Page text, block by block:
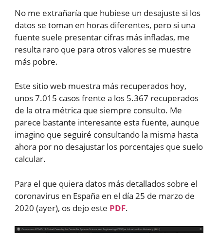
No me extrañaría que hubiese un desajuste si los
datos se toman en horas diferentes, pero si una
fuente suele presentar cifras más infladas, me
resulta raro que para otros valores se muestre
más pobre.
Este sitio web muestra más recuperados hoy,
unos 7.015 casos frente a los 5.367 recuperados
de la otra métrica que siempre consulto. Me
parece bastante interesante esta fuente, aunque
imagino que seguiré consultando la misma hasta
ahora por no desajustar los porcentajes que suelo
calcular.
Para el que quiera datos más detallados sobre el
coronavirus en España en el día 25 de marzo de
2020 (ayer), os dejo este PDF.